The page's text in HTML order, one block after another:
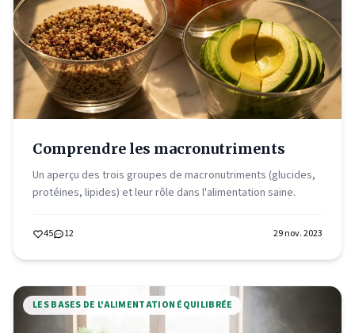
Comprendre les macronutriments
Un aperçu des trois groupes de macronutriments (glucides,
protéines, lipides) et leur rôle dans l'alimentation saine.
45 12 29 nov. 2023
LES BASES DE L'ALIMENTATION ÉQUILIBRÉE